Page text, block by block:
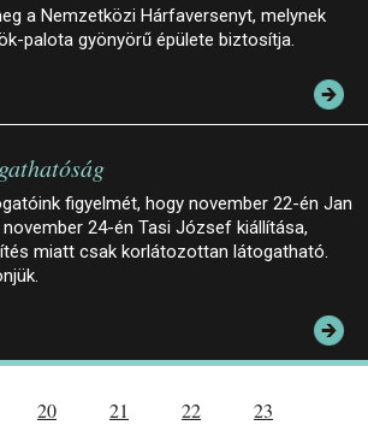
a Nemzetközi Hárfaversenyt, melynek
palota gyönyörű épülete biztosítja.
figyelmét, hogy november 22-én Jan
24-én Tasi József kiállítása,
miatt csak korlátozottan látogatható.
20 21 22
23